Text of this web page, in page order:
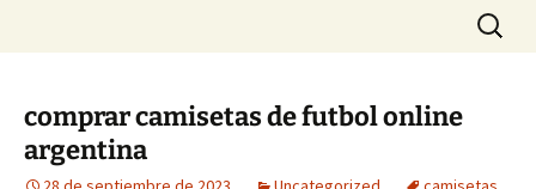
Buscar:
comprar camisetas de futbol online
argentina